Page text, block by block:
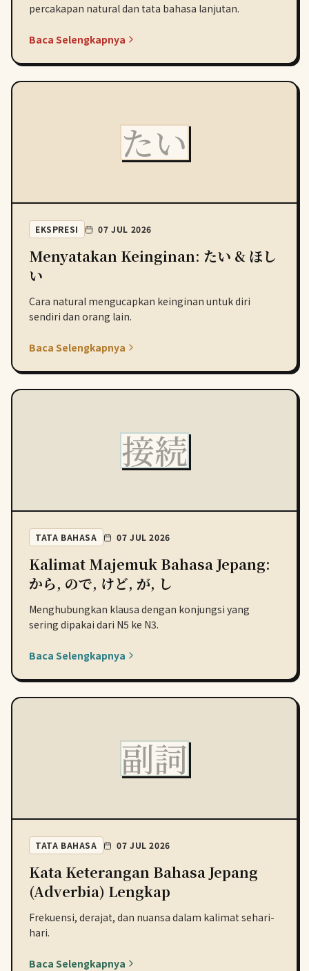
percakapan natural dan tata bahasa lanjutan.
Baca Selengkapnya
たい
EKSPRESI 07 JUL 2026
Menyatakan Keinginan: たい & ほし
い
Cara natural mengucapkan keinginan untuk diri
sendiri dan orang lain.
Baca Selengkapnya
接続
TATA BAHASA 07 JUL 2026
Kalimat Majemuk Bahasa Jepang:
から, ので, けど, が, し
Menghubungkan klausa dengan konjungsi yang
sering dipakai dari N5 ke N3.
Baca Selengkapnya
副詞
TATA BAHASA 07 JUL 2026
Kata Keterangan Bahasa Jepang
(Adverbia) Lengkap
Frekuensi, derajat, dan nuansa dalam kalimat sehari-
hari.
Baca Selengkapnya